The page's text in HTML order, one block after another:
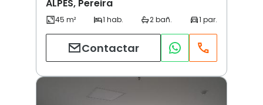
ALPES, Pereira
Contactar